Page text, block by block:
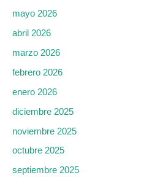
mayo 2026
abril 2026
marzo 2026
febrero 2026
enero 2026
diciembre 2025
noviembre 2025
octubre 2025
septiembre 2025